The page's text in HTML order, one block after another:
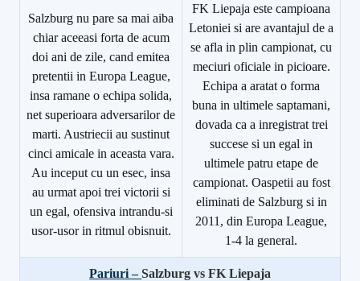
Salzburg nu pare sa mai aiba
chiar aceeasi forta de acum
doi ani de zile, cand emitea
pretentii in Europa League,
insa ramane o echipa solida,
net superioara adversarilor de
marti. Austriecii au sustinut
cinci amicale in aceasta vara.
Au inceput cu un esec, insa
au urmat apoi trei victorii si
un egal, ofensiva intrandu-si
usor-usor in ritmul obisnuit.
FK Liepaja este campioana
Letoniei si are avantajul de a
se afla in plin campionat, cu
meciuri oficiale in picioare.
Echipa a aratat o forma
buna in ultimele saptamani,
dovada ca a inregistrat trei
succese si un egal in
ultimele patru etape de
campionat. Oaspetii au fost
eliminati de Salzburg si in
2011, din Europa League,
1-4 la general.
Pariuri –Salzburg vs FK Liepaja